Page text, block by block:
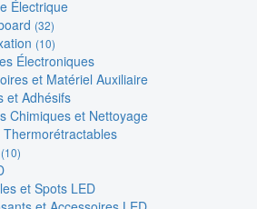
Électrique
(32)
(10)
Électroniques
et Matériel Auxiliaire
et Adhésifs
Chimiques et Nettoyage
Thermorétractables
(10)
et Spots LED